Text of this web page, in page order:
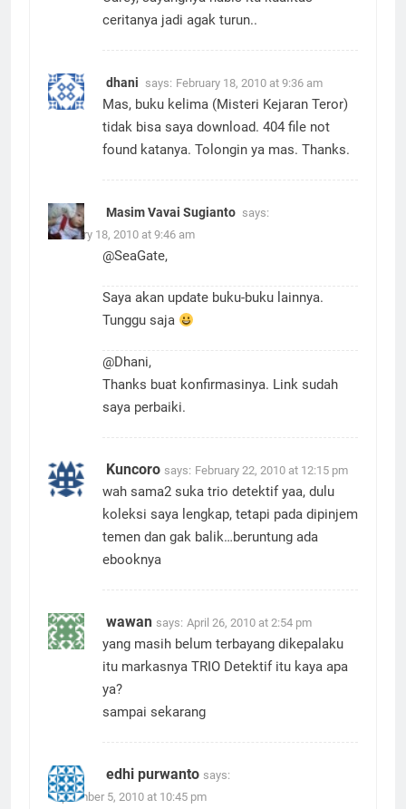
ceritanya jadi agak turun..
dhani says: February 18, 2010 at 9:36 am
Mas, buku kelima (Misteri Kejaran Teror)
tidak bisa saya download. 404 file not
found katanya. Tolongin ya mas. Thanks.
Masim Vavai Sugianto says:
February 18, 2010 at 9:46 am
@SeaGate,
Saya akan update buku-buku lainnya.
Tunggu saja
@Dhani,
Thanks buat konfirmasinya. Link sudah
saya perbaiki.
Kuncoro says: February 22, 2010 at 12:15 pm
wah sama2 suka trio detektif yaa, dulu
koleksi saya lengkap, tetapi pada dipinjem
temen dan gak balik…beruntung ada
ebooknya
wawan says: April 26, 2010 at 2:54 pm
yang masih belum terbayang dikepalaku
itu markasnya TRIO Detektif itu kaya apa
ya?
sampai sekarang
edhi purwanto says:
September 5, 2010 at 10:45 pm